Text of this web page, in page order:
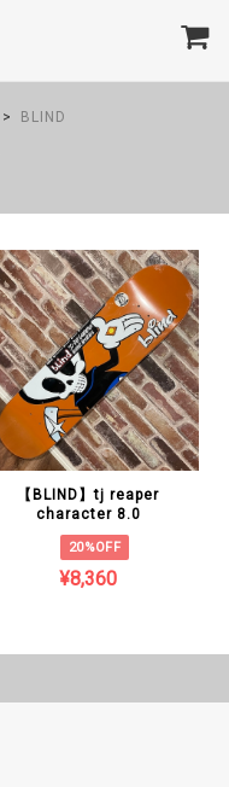
BLIND
【BLIND】tj reaper
character 8.0
20%OFF
¥8,360